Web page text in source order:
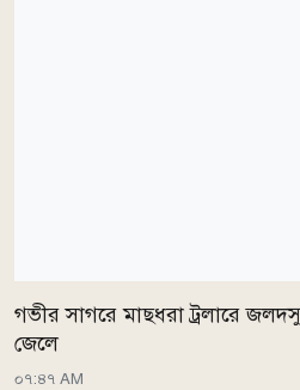
গভীর সাগরে মাছধরা ট্রলারে
জেলে
০৭:৪৭ AM